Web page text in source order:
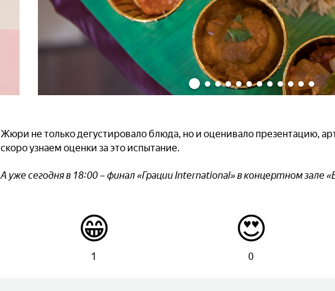
Жюри не только дегустировало блюда, но и оценивало презентацию,
скоро узнаем оценки за это испытание.
А уже сегодня в 18:00 – финал «Грации International» в концертном зале
😁
1
😍
0